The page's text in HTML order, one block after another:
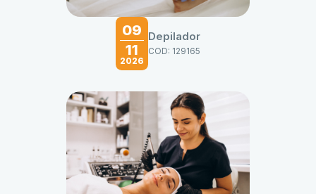
09
11
2026
Depilador
COD: 129165